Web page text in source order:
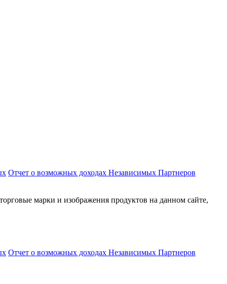
Отчет о возможных доходах Независимых Партнеров
марки и изображения продуктов на данном сайте,
Отчет о возможных доходах Независимых Партнеров